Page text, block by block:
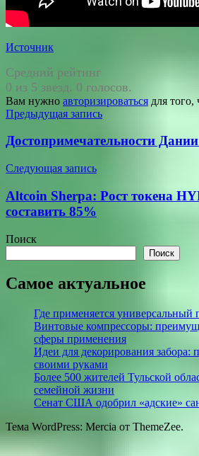
Источник
Средний рейтинг
0 из 5 звезд. 0 голосов.
Вам нужно авторизироваться для того,
Навигация
по
записям
Предыдущая запись
Достопримечательности
Следующая запись
Altcoin Sherpa: Рост токена
составить 85%
Поиск
Поиск
Самое актуальное
Где применяется
Винтовые компрессоры:
сферы применения
Идеи для декорирования забора:
своими руками
Более 500 жителей Тульской
семейной жизни
Сенат США одобрил «адские»
Тема WordPress: Mercia от ThemeZee.